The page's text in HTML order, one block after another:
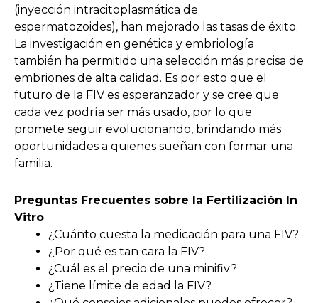
(inyección intracitoplasmática de
espermatozoides), han mejorado las tasas de éxito.
La investigación en genética y embriología
también ha permitido una selección más precisa de
embriones de alta calidad. Es por esto que el
futuro de la FIV es esperanzador y se cree que
cada vez podría ser más usado, por lo que
promete seguir evolucionando, brindando más
oportunidades a quienes sueñan con formar una
familia.
Preguntas Frecuentes sobre la Fertilización In
Vitro
¿Cuánto cuesta la medicación para una FIV?
¿Por qué es tan cara la FIV?
¿Cuál es el precio de una minifiv?
¿Tiene límite de edad la FIV?